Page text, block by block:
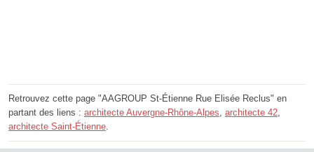
Retrouvez cette page "AAGROUP St-Étienne Rue Elisée Reclus" en
partant des liens : architecte Auvergne-Rhône-Alpes architecte 42
architecte Saint-Étienne